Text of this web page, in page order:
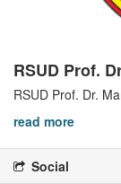
RSUD Prof.
RSUD Prof. Dr.
read more
Social